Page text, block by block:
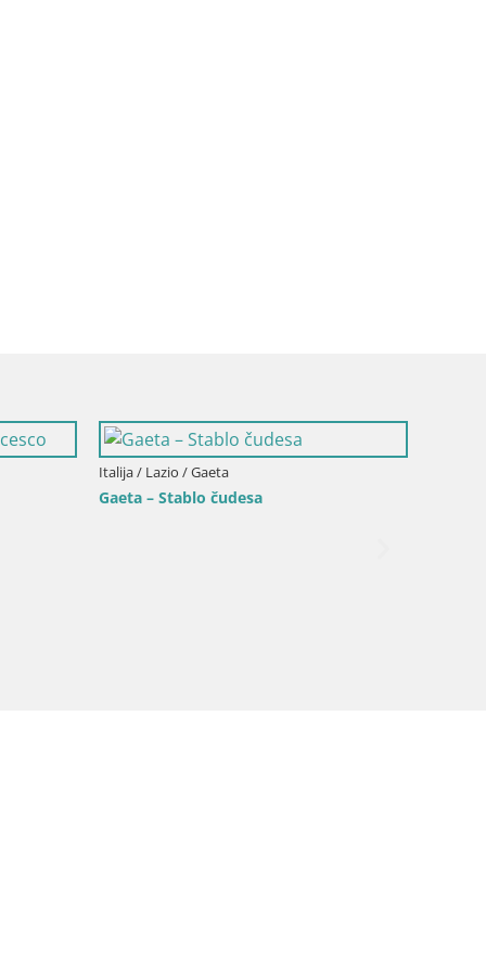
Italija / Lazio / Gaeta
Gaeta – Stablo čudesa